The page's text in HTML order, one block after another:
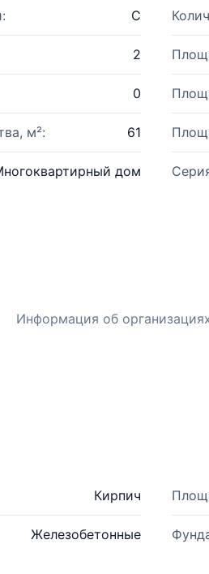
C
2
0
м²: 61
дом
Информация об
Кирпич
Железобетонные